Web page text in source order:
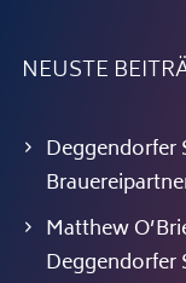
NEUSTE
Deggendorfer
Matthew
Deggendorfer